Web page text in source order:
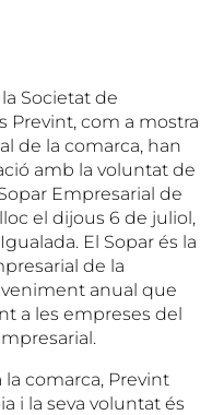
Societat de
Prevint, com a mostra
de la comarca, han
amb la voluntat de
Empresarial de
el dijous 6 de juliol,
El Sopar és la
de la
anual que
a les empreses del
comarca, Prevint
i la seva voluntat és